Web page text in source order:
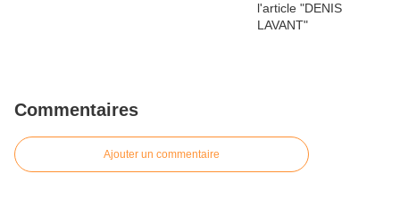
Commentaires
Ajouter un commentaire